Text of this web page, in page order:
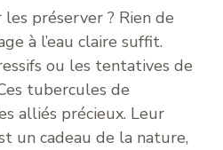
préserver ? Rien de
à l’eau claire suffit.
ou les tentatives de
tubercules de
alliés précieux. Leur
un cadeau de la nature,